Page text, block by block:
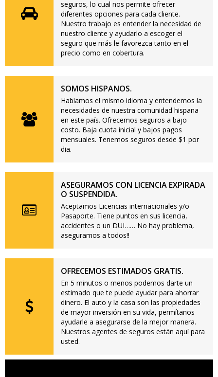
seguros, lo cual nos permite ofrecer
diferentes opciones para cada cliente.
Nuestro trabajo es entender la necesidad de
nuestro cliente y ayudarlo a escoger el
seguro que más le favorezca tanto en el
precio como en cobertura.
SOMOS HISPANOS.
Hablamos el mismo idioma y entendemos la
necesidades de nuestra comunidad hispana
en este país. Ofrecemos seguros a bajo
costo. Baja cuota inicial y bajos pagos
mensuales. Tenemos seguros desde $1 por
dia.
ASEGURAMOS CON LICENCIA EXPIRADA
O SUSPENDIDA.
Aceptamos Licencias internacionales y/o
Pasaporte. Tiene puntos en sus licencia,
accidentes o un DUI…… No hay problema,
aseguramos a todos!!
OFRECEMOS ESTIMADOS GRATIS.
En 5 minutos o menos podemos darte un
estimado que te puede ayudar para ahorrar
dinero. El auto y la casa son las propiedades
de mayor inversión en su vida, permítanos
ayudarle a asegurarse de la mejor manera.
Nuestros agentes de seguros están aquí para
usted.